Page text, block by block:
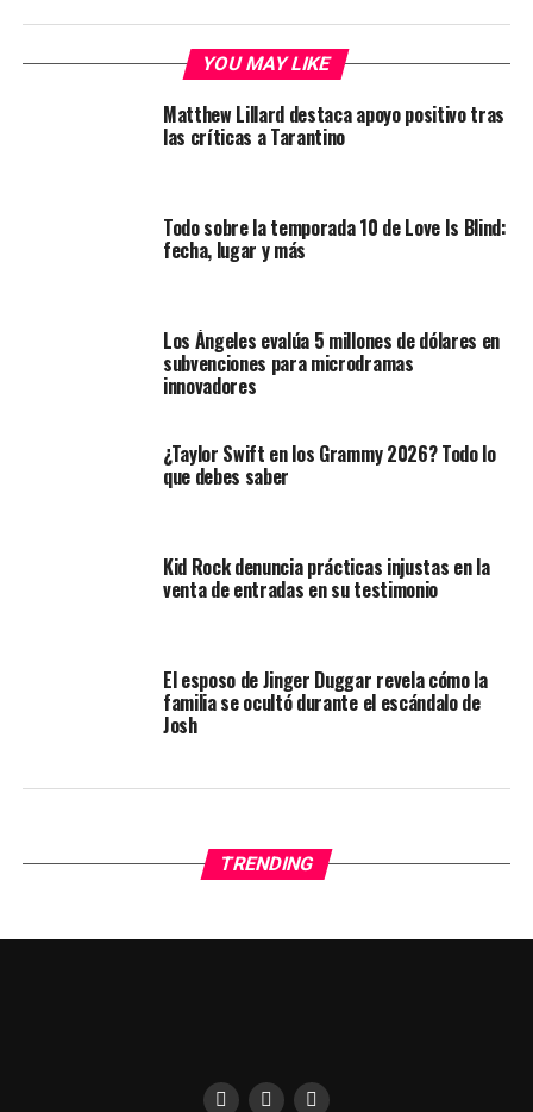
YOU MAY LIKE
Matthew Lillard destaca apoyo positivo tras
las críticas a Tarantino
Todo sobre la temporada 10 de Love Is Blind:
fecha, lugar y más
Los Ángeles evalúa 5 millones de dólares en
subvenciones para microdramas
innovadores
¿Taylor Swift en los Grammy 2026? Todo lo
que debes saber
Kid Rock denuncia prácticas injustas en la
venta de entradas en su testimonio
El esposo de Jinger Duggar revela cómo la
familia se ocultó durante el escándalo de
Josh
TRENDING